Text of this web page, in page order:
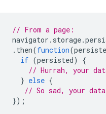
// From a page:
navigator . storage.
. then(function(
if (persisted)
{
// Hurrah, your
} else {
// So sad, your
});